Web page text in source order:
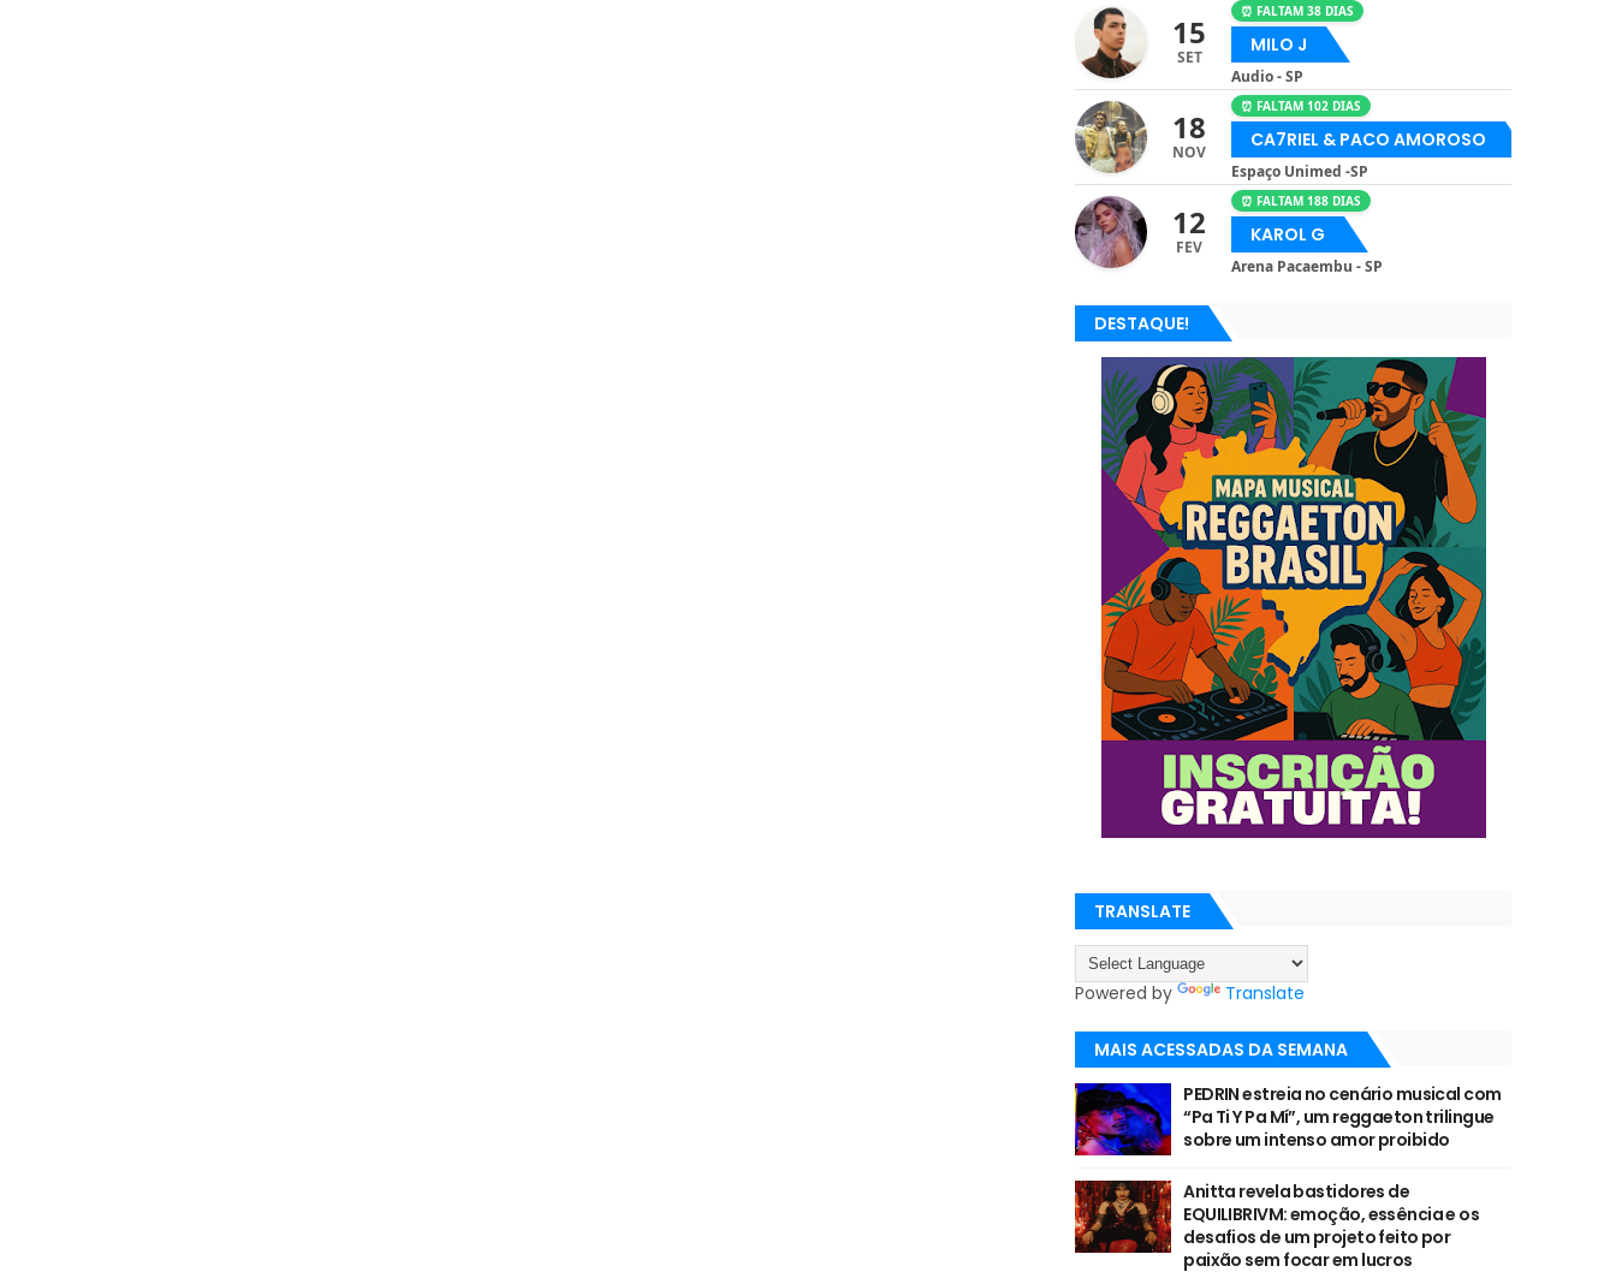
15
SET
⏰ FALTAM 38 DIAS
MILO J
Audio - SP
18
NOV
⏰ FALTAM 102 DIAS
CA7RIEL & PACO AMOROSO
Espaço Unimed -SP
12
FEV
⏰ FALTAM 188 DIAS
KAROL G
Arena Pacaembu - SP
DESTAQUE!
TRANSLATE
Powered by Translate
MAIS ACESSADAS DA SEMANA
PEDRIN estreia no cenário musical com
“Pa Ti Y Pa Mí”, um reggaeton trilingue
sobre um intenso amor proibido
Anitta revela bastidores de
EQUILIBRIVM: emoção, essência e os
desafios de um projeto feito por
paixão sem focar em lucros